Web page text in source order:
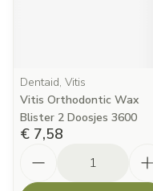
Dentaid, Vitis
Vitis Orthodontic Wax
Blister 2 Doosjes 3600
€ 7,58